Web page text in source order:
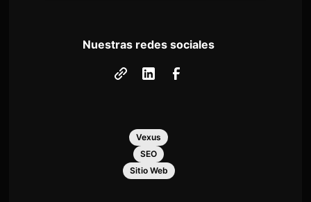
Nuestras redes sociales
Vexus
SEO
Sitio Web